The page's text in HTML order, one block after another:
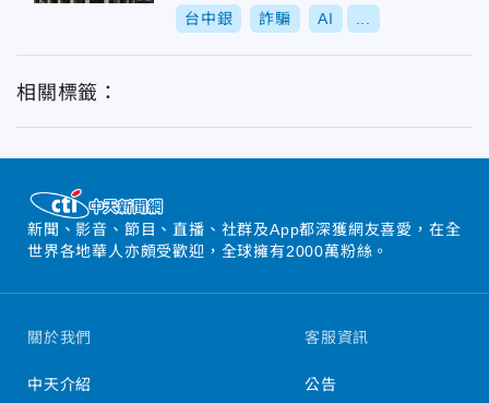
台中銀 詐騙 AI
相關標籤：
新聞、影音、節目、直播、社群及App都深獲網友喜愛，在全
世界各地華人亦頗受歡迎，全球擁有2000萬粉絲。
關於我們
中天介紹
客服資訊
公告